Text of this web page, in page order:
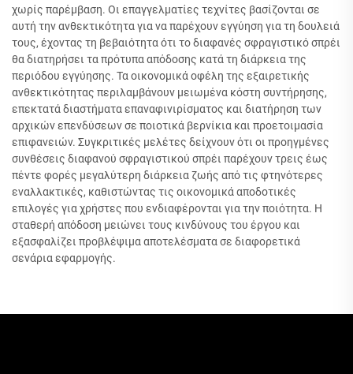
χωρίς παρέμβαση. Οι επαγγελματίες τεχνίτες βασίζονται σε
αυτή την ανθεκτικότητα για να παρέχουν εγγύηση για τη δουλειά
τους, έχοντας τη βεβαιότητα ότι το διαφανές σφραγιστικό σπρέι
θα διατηρήσει τα πρότυπα απόδοσης κατά τη διάρκεια της
περιόδου εγγύησης. Τα οικονομικά οφέλη της εξαιρετικής
ανθεκτικότητας περιλαμβάνουν μειωμένα κόστη συντήρησης,
επεκτατά διαστήματα επαναφινιρίσματος και διατήρηση των
αρχικών επενδύσεων σε ποιοτικά βερνίκια και προετοιμασία
επιφανειών. Συγκριτικές μελέτες δείχνουν ότι οι προηγμένες
συνθέσεις διαφανού σφραγιστικού σπρέι παρέχουν τρεις έως
πέντε φορές μεγαλύτερη διάρκεια ζωής από τις φτηνότερες
εναλλακτικές, καθιστώντας τις οικονομικά αποδοτικές
επιλογές για χρήστες που ενδιαφέρονται για την ποιότητα. Η
σταθερή απόδοση μειώνει τους κινδύνους του έργου και
εξασφαλίζει προβλέψιμα αποτελέσματα σε διαφορετικά
σενάρια εφαρμογής.